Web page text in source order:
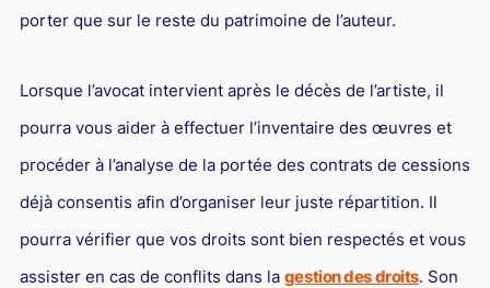
porter que sur le reste du patrimoine de l’auteur.
Lorsque l’avocat intervient après le décès de l’artiste, il
pourra vous aider à effectuer l’inventaire des œuvres et
procéder à l’analyse de la portée des contrats de cessions
déjà consentis afin d’organiser leur juste répartition. Il
pourra vérifier que vos droits sont bien respectés et vous
assister en cas de conflits dans la gestion des droits. Son